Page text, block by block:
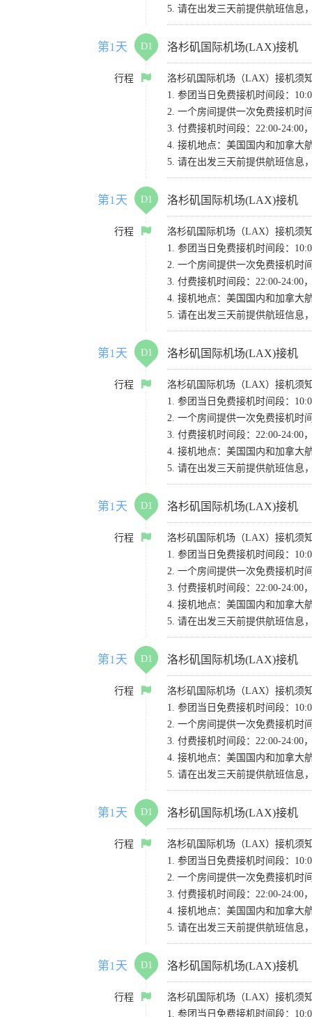
5. 请在出发三天前提供航班信息
第1天 D1 洛杉矶国际机场(LAX)接机
行程
洛杉矶国际机场（LAX）接机须
1. 参团当日免费接机时间段：
2. 一个房间提供一次免费接机时
3. 付费接机时间段：22:00-24:00
4. 接机地点：美国国内和加拿大
5. 请在出发三天前提供航班信息
第1天 D1 洛杉矶国际机场(LAX)接机
行程
洛杉矶国际机场（LAX）接机须
1. 参团当日免费接机时间段：
2. 一个房间提供一次免费接机时
3. 付费接机时间段：22:00-24:00
4. 接机地点：美国国内和加拿大
5. 请在出发三天前提供航班信息
第1天 D1 洛杉矶国际机场(LAX)接机
行程
洛杉矶国际机场（LAX）接机须
1. 参团当日免费接机时间段：
2. 一个房间提供一次免费接机时
3. 付费接机时间段：22:00-24:00
4. 接机地点：美国国内和加拿大
5. 请在出发三天前提供航班信息
第1天 D1 洛杉矶国际机场(LAX)接机
行程
洛杉矶国际机场（LAX）接机须
1. 参团当日免费接机时间段：
2. 一个房间提供一次免费接机时
3. 付费接机时间段：22:00-24:00
4. 接机地点：美国国内和加拿大
5. 请在出发三天前提供航班信息
第1天 D1 洛杉矶国际机场(LAX)接机
行程
洛杉矶国际机场（LAX）接机须
1. 参团当日免费接机时间段：
2. 一个房间提供一次免费接机时
3. 付费接机时间段：22:00-24:00
4. 接机地点：美国国内和加拿大
5. 请在出发三天前提供航班信息
第1天 D1 洛杉矶国际机场(LAX)接机
行程
洛杉矶国际机场（LAX）接机须
1. 参团当日免费接机时间段：
2. 一个房间提供一次免费接机时
3. 付费接机时间段：22:00-24:00
4. 接机地点：美国国内和加拿大
5. 请在出发三天前提供航班信息
第1天 D1 洛杉矶国际机场(LAX)接机
行程
洛杉矶国际机场（LAX）接机须
1. 参团当日免费接机时间段：